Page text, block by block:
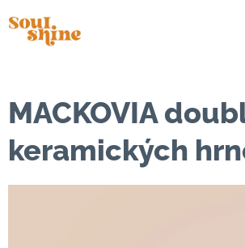
MACKOVIA
keramických